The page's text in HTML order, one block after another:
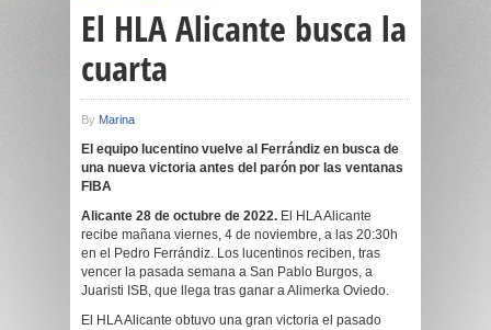
El HLA Alicante busca la
cuarta
By Marina
El equipo lucentino vuelve al Ferrándiz en busca de
una nueva victoria antes del parón por las ventanas
FIBA
Alicante 28 de octubre de 2022. El HLA Alicante
recibe mañana viernes, 4 de noviembre, a las 20:30h
en el Pedro Ferrándiz. Los lucentinos reciben, tras
vencer la pasada semana a San Pablo Burgos, a
Juaristi ISB, que llega tras ganar a Alimerka Oviedo.
El HLA Alicante obtuvo una gran victoria el pasado